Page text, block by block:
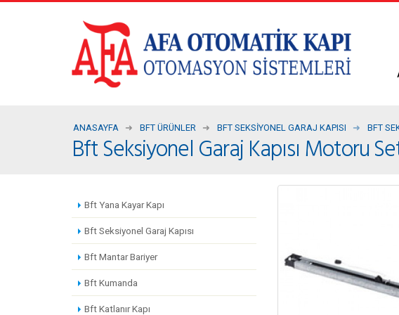
ANASAYFA BFT ÜRÜNLER BFT SEKSIYONEL GARAJ KAPISI BFT
Bft Seksiyonel Garaj Kapısı Motoru
Bft Yana Kayar Kapı
Bft Seksiyonel Garaj Kapısı
Bft Mantar Bariyer
Bft Kumanda
Bft Katlanır Kapı